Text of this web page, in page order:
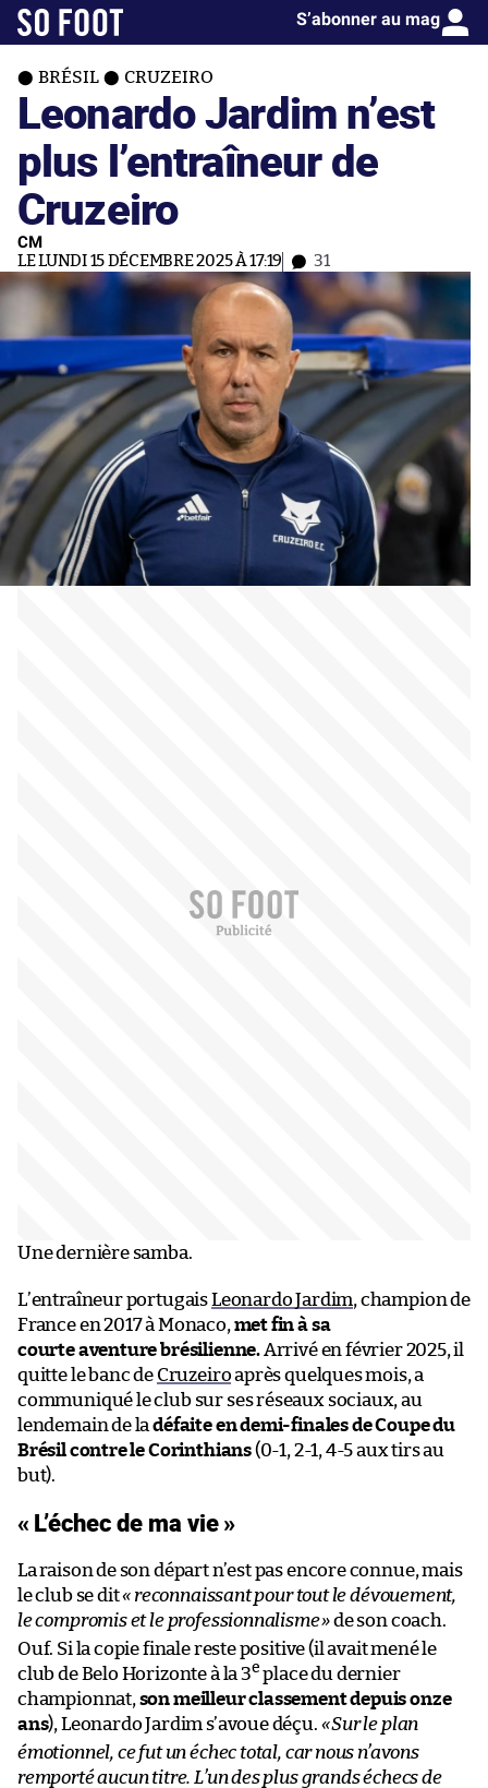
S’abonner au mag
BRÉSIL CRUZEIRO
Leonardo Jardim n’est
plus l’entraîneur de
Cruzeiro
CM
LE LUNDI 15 DÉCEMBRE 2025 À 17:19 31
Une dernière samba.
L’entraîneur portugaisLeonardo Jardim, champion de
France en 2017 à Monaco, met fin à sa
courteaventure brésilienne.Arrivé en février 2025, il
quitte le banc de Cruzeiroaprès quelques mois, a
communiqué le club sur ses réseaux sociaux, au
lendemain de ladéfaite en demi-finales de Coupe du
Brésil contre le Corinthians(0-1, 2-1, 4-5 aux tirs au
but).
« L’échec de ma vie »
La raison de son départ n’est pas encore connue, mais
le club se dit« reconnaissant pour tout le dévouement,
le compromis et le professionnalisme»de son coach.
Ouf. Si la copie finale reste positive (il avait mené le
club de Belo Horizonte à la 3e place du dernier
championnat, son meilleur classement depuis onze
ans), Leonardo Jardim s’avoue déçu. «Sur le plan
émotionnel, ce fut un échec total, car nous n’avons
remporté aucun titre. L’un des plus grands échecs de